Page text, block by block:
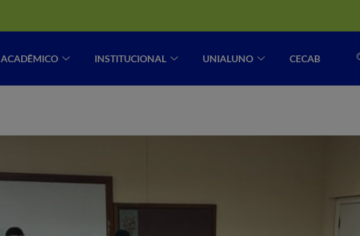
ACADÊMICO INSTITUCIONAL UNIALUNO CECAB